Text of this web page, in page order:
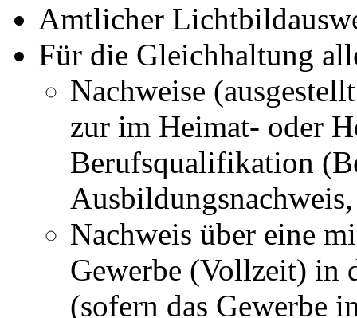
Amtlicher
Für die Gleichhaltung
Nachweise
zur im Heimat- oder
Berufsqualifikation
Nachweis über eine
Gewerbe (Vollzeit) in
(sofern das Gewerbe